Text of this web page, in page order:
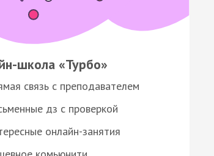
школа «Турбо»
связь с преподавателем
дз с проверкой
онлайн-занятия